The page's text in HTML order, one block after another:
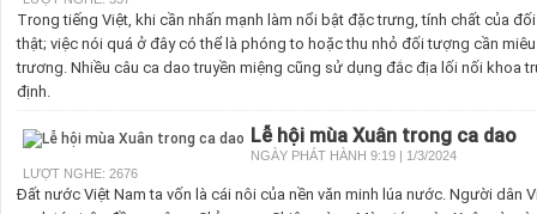
Trong tiếng Việt, khi cần nhấn mạnh làm nổi bật đặc trưng, tính chất của
thật; việc nói quá ở đây có thể là phóng to hoặc thu nhỏ đối tượng cần
trương. Nhiều câu ca dao truyền miệng cũng sử dụng đắc địa lối nối khoa
định.
Lễ hội mùa Xuân trong ca dao
NGÀY PHÁT HÀNH 9:19 | 1/3/2024
LƯỢT NGHE: 2676
Đất nước Việt Nam ta vốn là cái nôi của nền văn minh lúa nước. Người dân